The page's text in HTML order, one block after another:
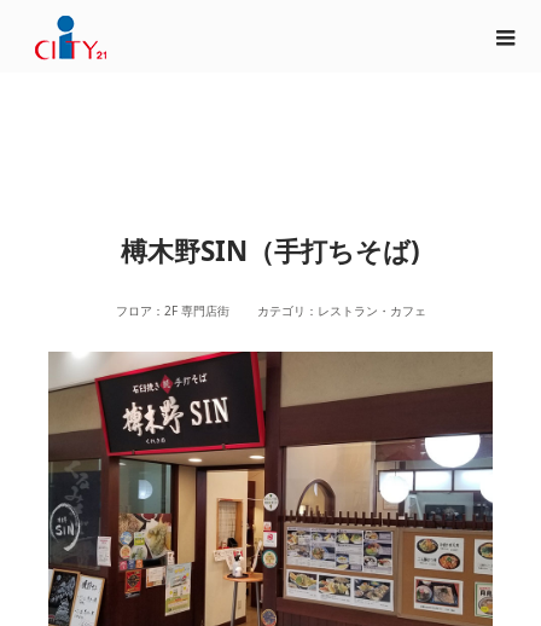
榑木野SIN（手打ちそば)
フロア：2F 専門店街 カテゴリ：レストラン・カフェ